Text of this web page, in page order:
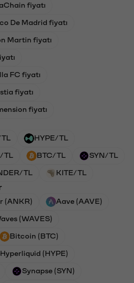
fiyatı
De Madrid fiyatı
Martin fiyatı
FC fiyatı
fiyatı
fiyatı
HYPE/TL
BTC/TL SYN/TL
TL KITE/TL
(ANKR) Aave (AAVE)
(WAVES)
Bitcoin (BTC)
Hyperliquid (HYPE)
Synapse (SYN)